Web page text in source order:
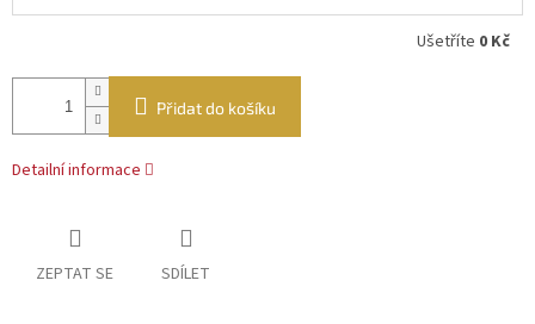
Ušetříte 0 Kč
Přidat do košíku
Detailní informace
ZEPTAT SE SDÍLET